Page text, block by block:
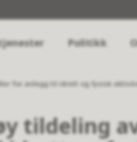
Politikk
for anlegg til idrett og fysisk
tildeling